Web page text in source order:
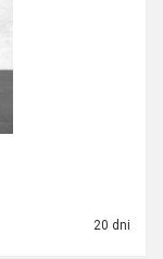
20 dni